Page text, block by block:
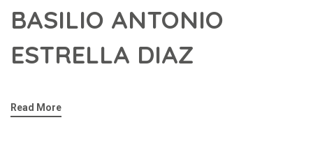
BASILIO ANTONIO
ESTRELLA DIAZ
Read More